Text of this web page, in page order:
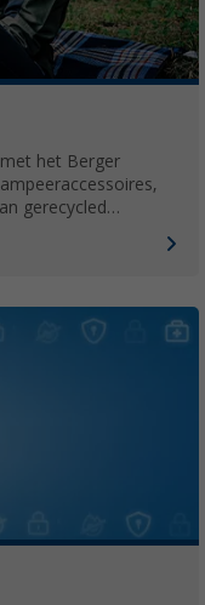
het Berger
gerecycled